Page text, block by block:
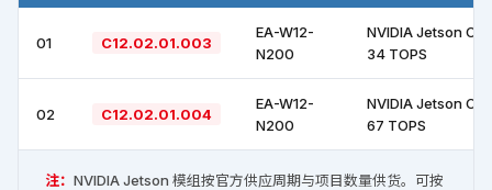
01 C12.02.01.003
EA-W12-
N200
NVIDIA Jetson
34 TOPS
02 C12.02.01.004
EA-W12-
N200
NVIDIA Jetson
67 TOPS
注： NVIDIA Jetson 模组按官方供应周期与项目数量供货。可按